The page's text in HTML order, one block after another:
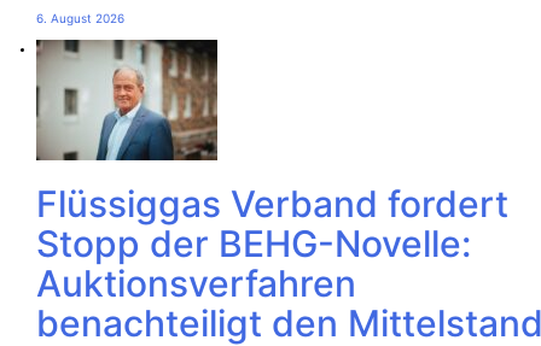
6. August 2026
Flüssiggas Verband fordert
Stopp der BEHG-Novelle:
Auktionsverfahren
benachteiligt den